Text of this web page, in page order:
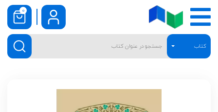
کتاب
0